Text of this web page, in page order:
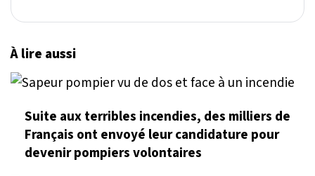
À lire aussi
Suite aux terribles incendies, des milliers de
Français ont envoyé leur candidature pour
devenir pompiers volontaires